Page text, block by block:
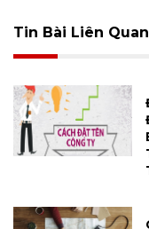
Tin Bài Liên Quan